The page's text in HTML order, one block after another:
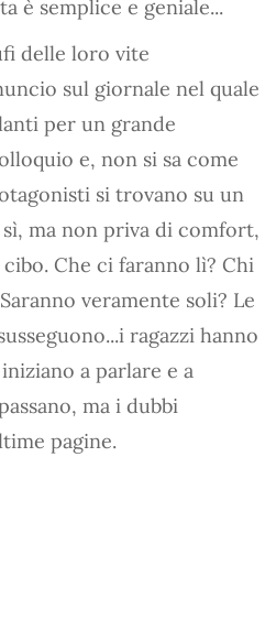
è semplice e geniale...
delle loro vite
sul giornale nel quale
per un grande
e, non si sa come
si trovano su un
ma non priva di comfort,
Che ci faranno lì? Chi
veramente soli? Le
ragazzi hanno
a parlare e a
ma i dubbi
pagine.